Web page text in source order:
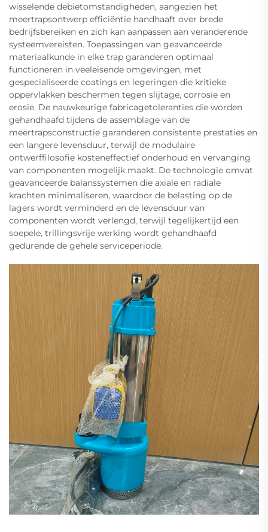
wisselende debietomstandigheden, aangezien het
meertrapsontwerp efficiëntie handhaaft over brede
bedrijfsbereiken en zich kan aanpassen aan veranderende
systeemvereisten. Toepassingen van geavanceerde
materiaalkunde in elke trap garanderen optimaal
functioneren in veeleisende omgevingen, met
gespecialiseerde coatings en legeringen die kritieke
oppervlakken beschermen tegen slijtage, corrosie en
erosie. De nauwkeurige fabricagetoleranties die worden
gehandhaafd tijdens de assemblage van de
meertrapsconstructie garanderen consistente prestaties en
een langere levensduur, terwijl de modulaire
ontwerffilosofie kosteneffectief onderhoud en vervanging
van componenten mogelijk maakt. De technologie omvat
geavanceerde balanssystemen die axiale en radiale
krachten minimaliseren, waardoor de belasting op de
lagers wordt verminderd en de levensduur van
componenten wordt verlengd, terwijl tegelijkertijd een
soepele, trillingsvrije werking wordt gehandhaafd
gedurende de gehele serviceperiode.